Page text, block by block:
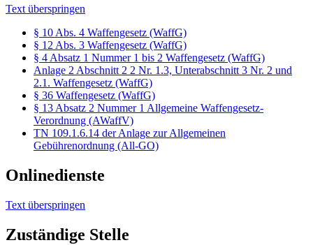
Text überspringen
§ 10 Abs. 4 Waffengesetz (WaffG)
§ 12 Abs. 3 Waffengesetz (WaffG)
§ 4 Absatz 1 Nummer 1 bis 2 Waffengesetz (WaffG)
Anlage 2 Abschnitt 2 2 Nr. 1.3, Unterabschnitt 3 Nr. 2 und
2.1. Waffengesetz (WaffG)
§ 36 Waffengesetz (WaffG)
§ 13 Absatz 2 Nummer 1 Allgemeine Waffengesetz-
Verordnung (AWaffV)
TN 109.1.6.14 der Anlage zur Allgemeinen
Gebührenordnung (All-GO)
Onlinedienste
Text überspringen
Zuständige Stelle